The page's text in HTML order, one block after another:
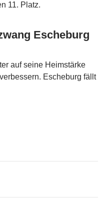
11. Platz.
Escheburg
auf seine Heimstärke
Escheburg fällt